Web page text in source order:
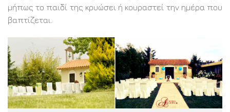
μήπως το παιδί της κρυώσει ή κουραστεί την ημέρα που
βαπτίζεται.